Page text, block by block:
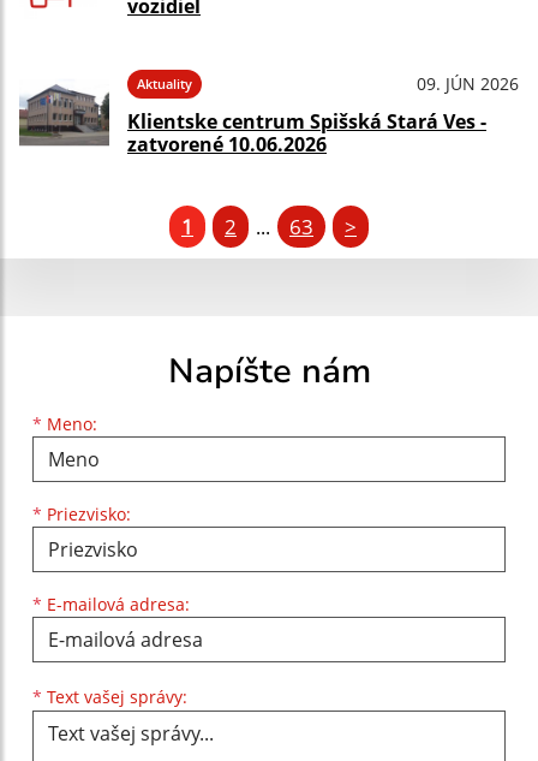
vozidiel
Aktuality 09. JÚN 2026
Klientske centrum Spišská Stará Ves -
zatvorené 10.06.2026
1 2 ... 63 >
Napíšte nám
* Meno:
Meno
* Priezvisko:
Priezvisko
* E-mailová adresa:
E-mailová adresa
* Text vašej správy: